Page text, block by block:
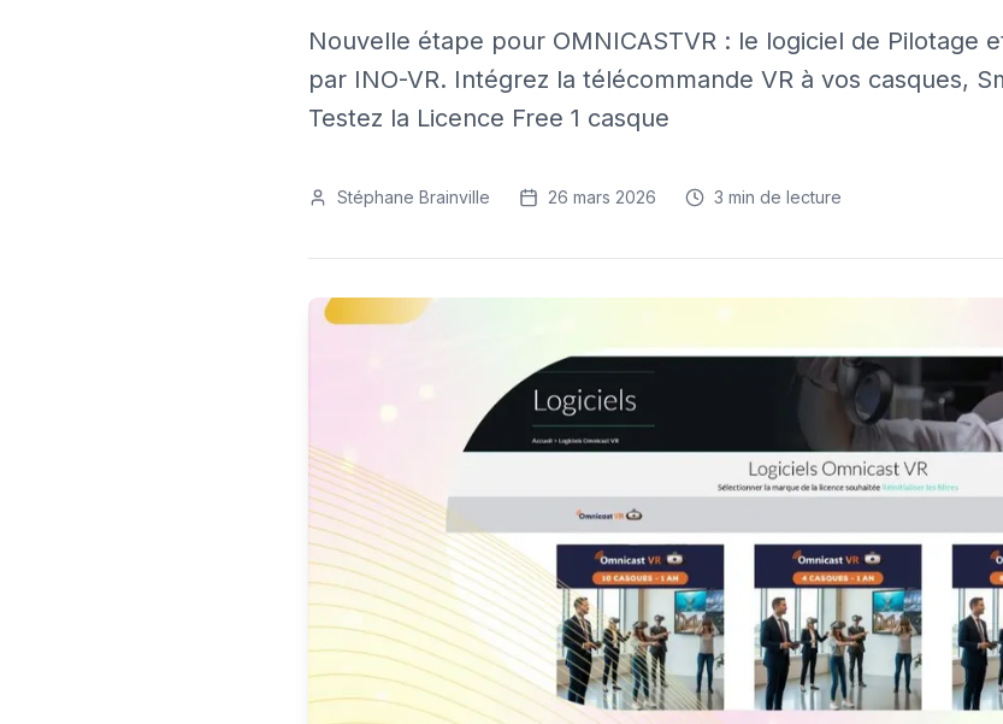
Nouvelle étape pour OMNICASTVR : le logiciel de Pilotage
par INO-VR. Intégrez la télécommande VR à vos casques,
Testez la Licence Free 1 casque
Stéphane Brainville 26 mars 2026 3 min de lecture